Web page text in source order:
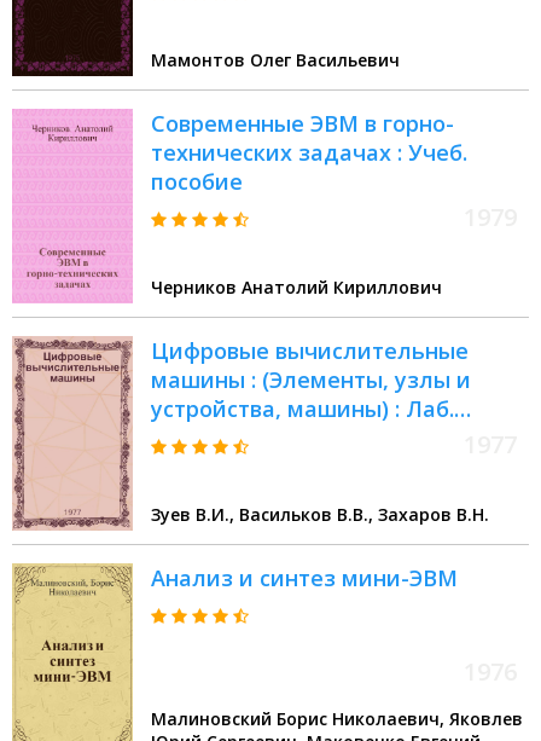
Мамонтов Олег Васильевич
Современные ЭВМ в горно-
технических задачах : Учеб.
пособие
Черников Анатолий Кириллович
Цифровые вычислительные
машины : (Элементы, узлы и
устройства, машины) : Лаб.
практикум для втузов
Зуев В.И., Васильков В.В., Захаров В.Н.
Анализ и синтез мини-ЭВМ
Малиновский Борис Николаевич, Яковлев